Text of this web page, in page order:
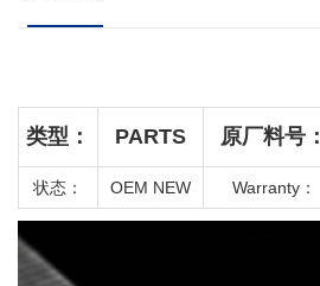
类型： PARTS 原厂料号：
状态： OEM NEW Warranty：